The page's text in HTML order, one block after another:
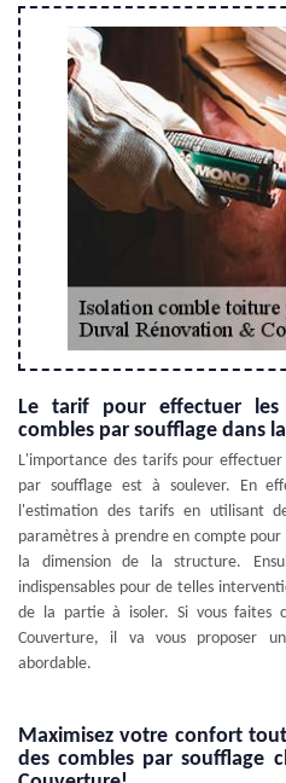
Le tarif pour effectuer
combles par soufflage dans
L'importance des tarifs pour
par soufflage est à soulever. En
l'estimation des tarifs en utilisant
paramètres à prendre en compte
la dimension de la structure.
indispensables pour de telles
de la partie à isoler. Si vous faites
Couverture, il va vous proposer
abordable.
Maximisez votre confort
des combles par soufflage